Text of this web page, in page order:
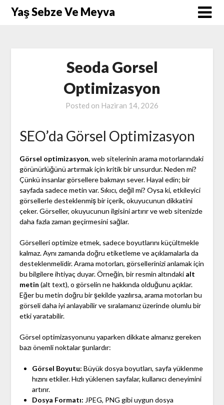
SkipYaş Sebze Ve Meyva
Seoda Gorsel
Optimizasyon
Posted on Haziran 14, 2026
SEO’da Görsel Optimizasyon
Görsel optimizasyon, web sitelerinin arama motorlarındaki
görünürlüğünü artırmak için kritik bir unsurdur. Neden mi?
Çünkü insanlar görsellere bakmayı sever. Hayal edin; bir
sayfada sadece metin var. Sıkıcı, değil mi? Oysa ki, etkileyici
görsellerle desteklenmiş bir içerik, okuyucunun dikkatini
çeker. Görseller, okuyucunun ilgisini artırır ve web sitenizde
daha fazla zaman geçirmesini sağlar.
Görselleri optimize etmek, sadece boyutlarını küçültmekle
kalmaz. Aynı zamanda doğru etiketleme ve açıklamalarla da
desteklenmelidir. Arama motorları, görsellerinizi anlamak için
bu bilgilere ihtiyaç duyar. Örneğin, bir resmin altındaki alt
metin (alt text), o görselin ne hakkında olduğunu açıklar.
Eğer bu metin doğru bir şekilde yazılırsa, arama motorları bu
görseli daha iyi anlayabilir ve sıralamanız üzerinde olumlu bir
etki yaratabilir.
Görsel optimizasyonunu yaparken dikkate almanız gereken
bazı önemli noktalar şunlardır:
Görsel Boyutu: Büyük dosya boyutları, sayfa yüklenme
hızını etkiler. Hızlı yüklenen sayfalar, kullanıcı deneyimini
artırır.
Dosya Formatı: JPEG, PNG gibi uygun dosya